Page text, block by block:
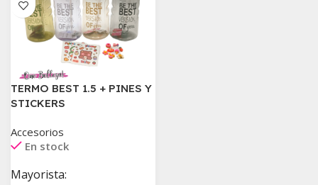
TERMO BEST 1.5 + PINES Y
STICKERS
Accesorios
En stock
Mayorista: